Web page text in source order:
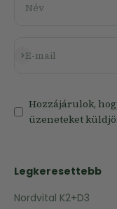
Név
E-mail
Feliratkozás
Hozzájárulok,
üzeneteket
Legkeresettebb
Nordvital K2+D3